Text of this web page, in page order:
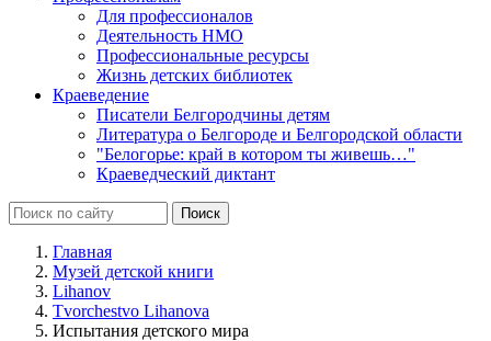
Для профессионалов
Деятельность НМО
Профессиональные ресурсы
Жизнь детских библиотек
Краеведение
Писатели Белгородчины детям
Литература о Белгороде и Белгородской области
"Белогорье: край в котором ты живешь…"
Краеведческий диктант
Главная
Музей детской книги
Lihanov
Tvorchestvo Lihanova
Испытания детского мира